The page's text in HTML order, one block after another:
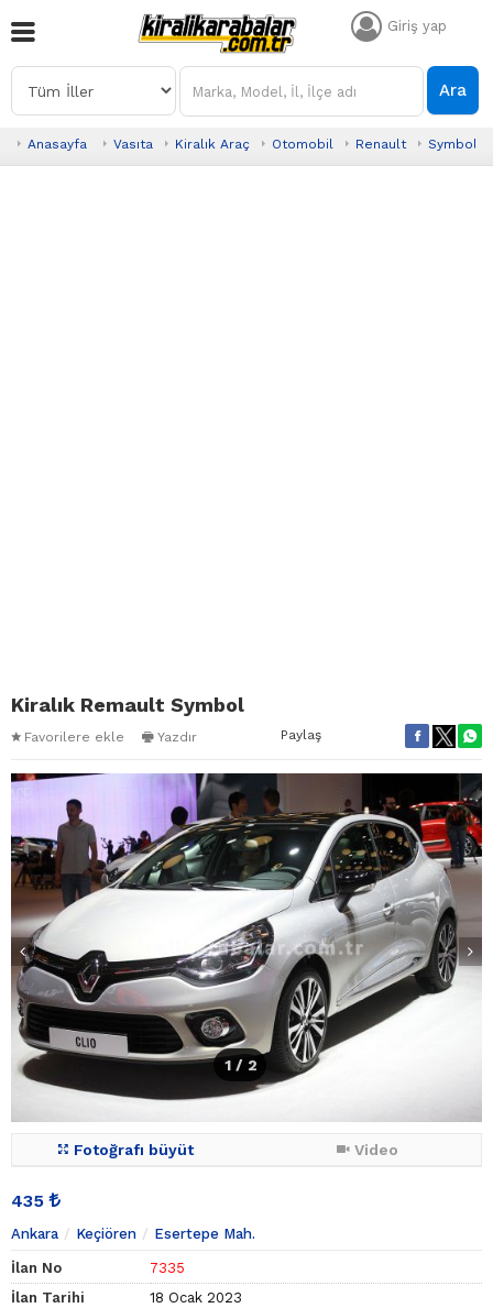
Giriş yap
Ara
Anasayfa Vasıta Kiralık Araç Otomobil Renault Symbol
Kiralık Remault Symbol
Favorilere ekle Yazdır Paylaş
1 / 2
Fotoğrafı büyüt Video
435
Ankara Keçiören Esertepe Mah.
İlan No
7335
İlan Tarihi
18 Ocak 2023